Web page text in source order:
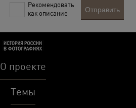
Рекомендовать
как описание
Отправить
О проекте
Темы